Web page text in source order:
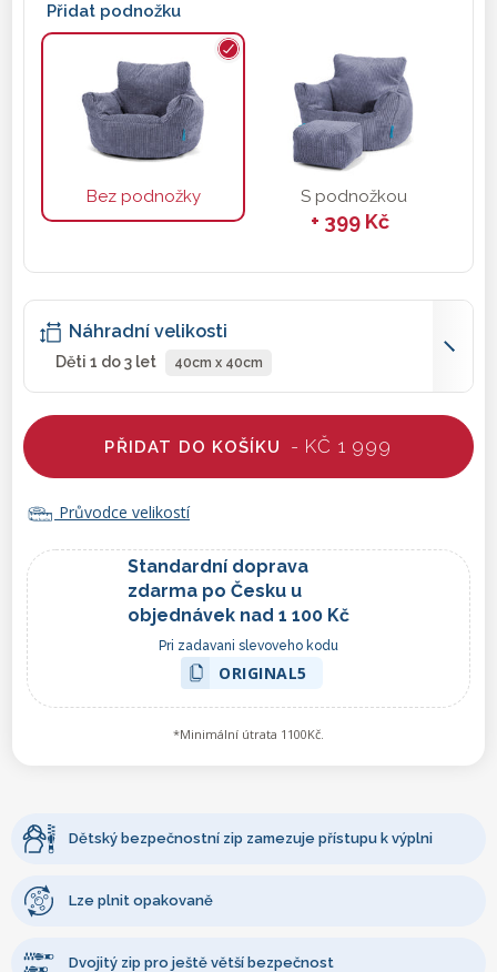
Přidat podnožku
Bez podnožky S podnožkou
+ 399 Kč
Náhradní velikosti
Děti 1 do 3 let 40cm x 40cm
PŘIDAT DO KOŠÍKU - KČ 1 999
Průvodce velikostí
Standardní doprava
zdarma po Česku u
objednávek nad 1 100 Kč
Pri zadavani slevoveho kodu
ORIGINAL5
*Minimální útrata 1100Kč.
Dětský bezpečnostní zip zamezuje přístupu k výplni
Lze plnit opakovaně
Dvojitý zip pro ještě větší bezpečnost